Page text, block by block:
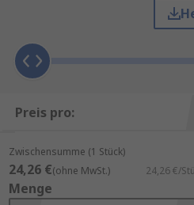
Preis pro:
Zwischensumme (1 Stück)
24,26 €(ohne MwSt.) 24,26 €/
Menge